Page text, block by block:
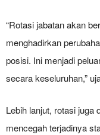
“Rotasi jabatan akan
menghadirkan
posisi. Ini menjadi
secara keseluruhan,”
Lebih lanjut, rotasi juga
mencegah terjadinya